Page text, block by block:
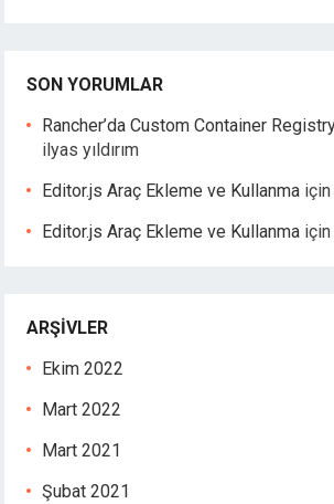
SON YORUMLAR
Rancher’da Custom Container
ilyas yıldırım
Editor.js Araç Ekleme ve Kullanma için
Editor.js Araç Ekleme ve Kullanma için
ARŞIVLER
Ekim 2022
Mart 2022
Mart 2021
Şubat 2021